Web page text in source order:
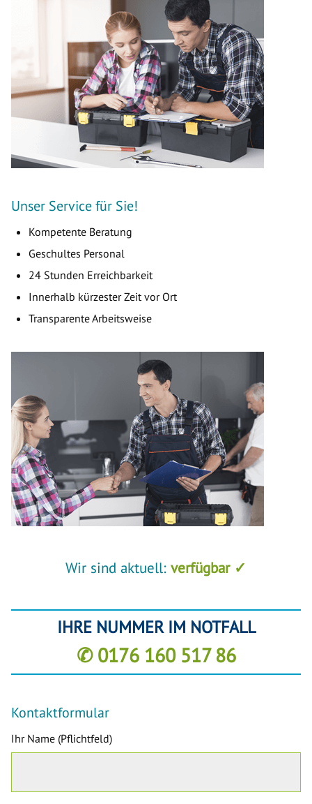
Unser Service für Sie!
Kompetente Beratung
Geschultes Personal
24 Stunden Erreichbarkeit
Innerhalb kürzester Zeit vor Ort
Transparente Arbeitsweise
Wir sind aktuell: verfügbar ✓
IHRE NUMMER IM NOTFALL
✆ 0176 160 517 86
Kontaktformular
Ihr Name (Pflichtfeld)